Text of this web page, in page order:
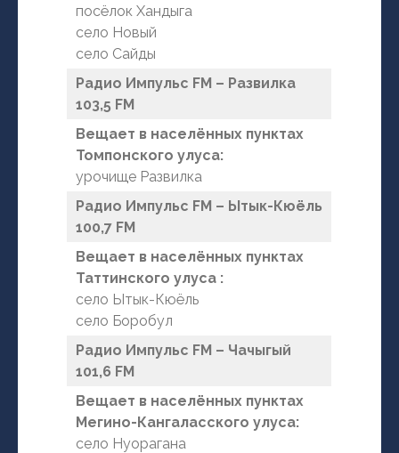
посёлок Хандыга
село Новый
село Сайды
Радио Импульс FM – Развилка
103,5 FM
Вещает в населённых пунктах
Томпонского улуса:
урочище Развилка
Радио Импульс FM – Ытык-Кюёль
100,7 FM
Вещает в населённых пунктах
Таттинского улуса :
село Ытык-Кюёль
село Боробул
Радио Импульс FM – Чачыгый
101,6 FM
Вещает в населённых пунктах
Мегино-Кангаласского улуса:
село Нуорагана